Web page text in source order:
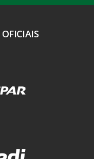
OFICIAIS